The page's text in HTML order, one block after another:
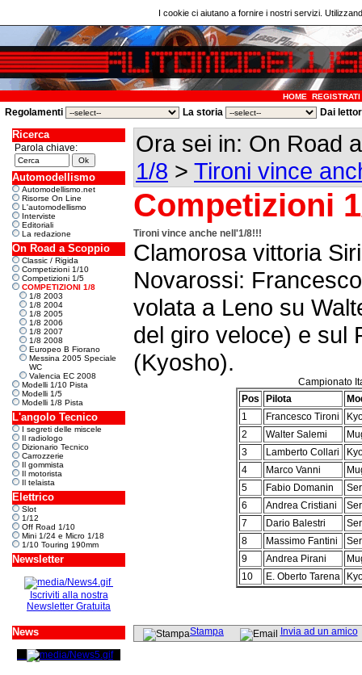
I cookie ci aiutano a fornire i nostri servizi.
HOME REGISTRATI
Regolamenti La storia Dai
Ricerca
Parola chiave:
Automodellismo
Automodellismo.net
Risorse On Line
L'automodellismo
Interviste
Editoriali
La redazione
On Road a Scoppio
Classic / Rigida
Competizioni 1/10
Competizioni 1/5
COMPETIZIONI 1/8
1/8 2003
1/8 2004
1/8 2005
1/8 2006
1/8 2007
1/8 2008
Europeo B Fiorano
Messina 2005 Speciale
WC
Valencia EC 2008
Modelli 1/10 Pista
Modelli 1/5
Modelli 1/8 Pista
L'angolo Tecnico
I segreti delle miscele
Il radiologo
Dizionario Tecnico
Carrozzerie
Il gommista
Il motorista
Il telaista
Elettrico
Slot
1/12
Off Road 1/10
Mini 1/24 e Micro 1/18
1/10 Touring 190mm
Newsletter
Iscriviti alla nostra
Newsletter Gratuita
News
Ora sei in: On Road
1/8 > Tironi vince
Competizioni
Tironi vince anche nell'1/8!!!
Clamorosa vittoria
Novarossi:
volata a Leno su
del giro veloce) e sul
(Kyosho).
Campionato
Pos
Pilota
1
Francesco Tironi
2
Walter Salemi
3
Lamberto Collari
4
Marco Vanni
5
Fabio Domanin
6
Andrea Cristiani
7
Dario Balestri
8
Massimo Fantini
9
Andrea Pirani
10
E. Oberto Tarena
Stampa Invia ad un amico